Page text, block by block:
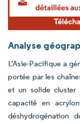
Analyse
L'Asie-Pacifique a
portée par les
et un solide cluster
capacité en
déshydrogénation